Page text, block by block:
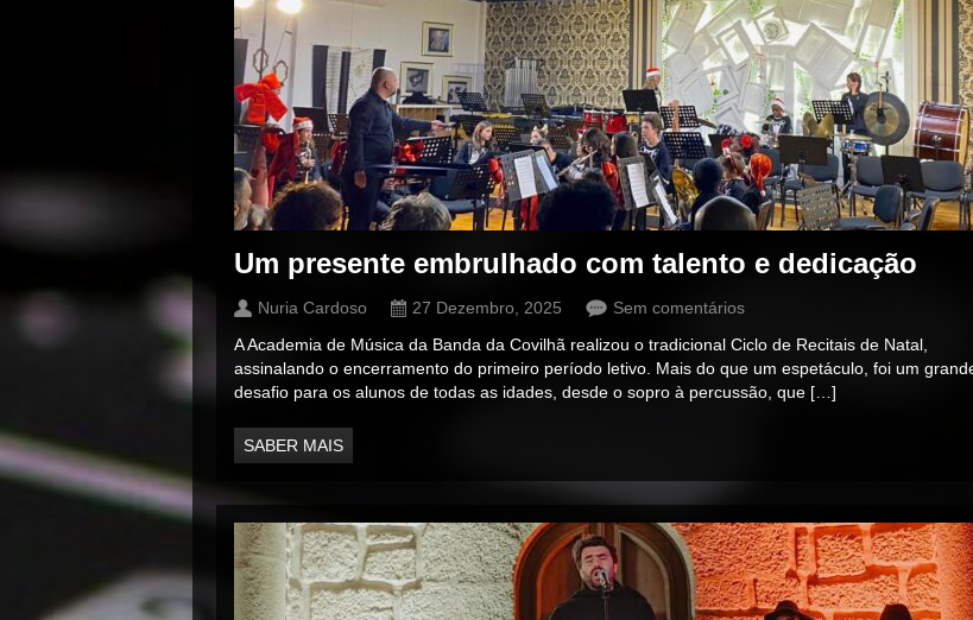
Um presente embrulhado com talento e dedicação
Nuria Cardoso 27 Dezembro, 2025
Sem comentários
A Academia de Música da Banda da Covilhã realizou o tradicional Ciclo de Recitais de Natal,
assinalando o encerramento do primeiro período letivo. Mais do que um espetáculo, foi um
desafio para os alunos de todas as idades, desde o sopro à percussão, que […]
SABER MAIS